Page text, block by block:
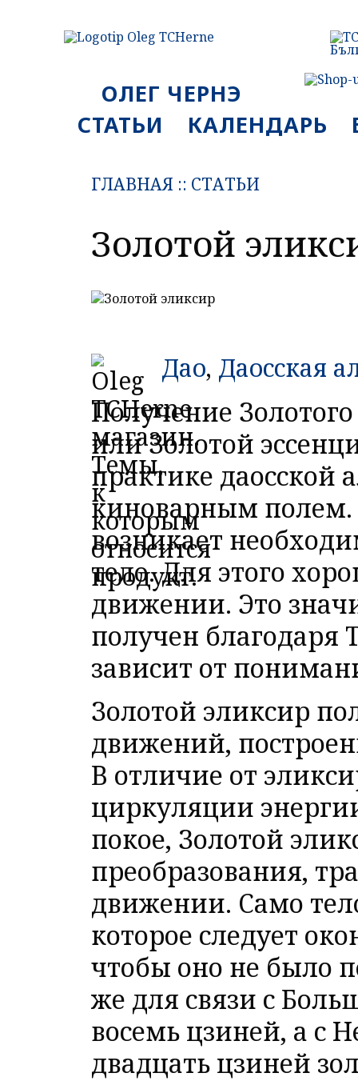
ОЛЕГ ЧЕРНЭ
СТАТЬИ
КАЛЕНДАРЬ
ГЛАВНАЯ:: СТАТЬИ
Золотой
Дао, Даосская
Получение
или Золотой
практике даосской
киноварным полем.
возникает
тело. Для этого
движении. Это
получен благодаря
зависит от
Золотой эликсир
движений,
В отличие от
циркуляции
покое, Золотой
преобразования,
движении. Само
которое следует
чтобы оно не было
же для связи с
восемь цзиней, а с
двадцать цзиней